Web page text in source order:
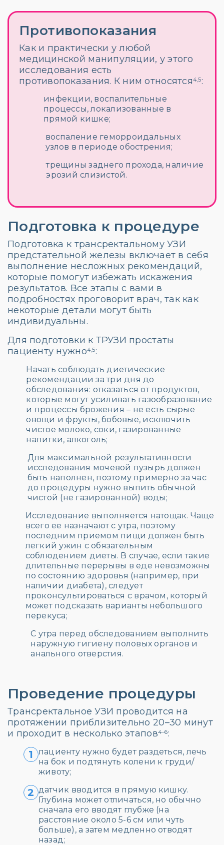
Противопоказания
Как и практически у любой
медицинской манипуляции, у этого
исследования есть
противопоказания. К ним относятся4,5:
инфекции, воспалительные
процессы, локализованные в
прямой кишке;
воспаление геморроидальных
узлов в периоде обострения;
трещины заднего прохода, наличие
эрозий слизистой.
Подготовка к процедуре
Подготовка к трансректальному УЗИ
предстательной железы включает в себя
выполнение несложных рекомендаций,
которые помогут избежать искажения
результатов. Все этапы с вами в
подробностях проговорит врач, так как
некоторые детали могут быть
индивидуальны.
Для подготовки к ТРУЗИ простаты
пациенту нужно4,5:
Начать соблюдать диетические
рекомендации за три дня до
обследования: отказаться от продуктов,
которые могут усиливать газообразование
и процессы брожения – не есть сырые
овощи и фрукты, бобовые, исключить
чистое молоко, соки, газированные
напитки, алкоголь;
Для максимальной результативности
исследования мочевой пузырь должен
быть наполнен, поэтому примерно за час
до процедуры нужно выпить обычной
чистой (не газированной) воды;
Исследование выполняется натощак. Чаще
всего ее назначают с утра, поэтому
последним приемом пищи должен быть
легкий ужин с обязательным
соблюдением диеты. В случае, если такие
длительные перерывы в еде невозможны
по состоянию здоровья (например, при
наличии диабета), следует
проконсультироваться с врачом, который
может подсказать варианты небольшого
перекуса;
С утра перед обследованием выполнить
наружную гигиену половых органов и
анального отверстия.
Проведение процедуры
Трансректальное УЗИ проводится на
протяжении приблизительно 20–30 минут
и проходит в несколько этапов4–6:
1
пациенту нужно будет раздеться, лечь
на бок и подтянуть колени к груди/
животу;
2 датчик вводится в прямую кишку.
Глубина может отличаться, но обычно
сначала его вводят глубже (на
расстояние около 5-6 см или чуть
больше), а затем медленно отводят
назад;
Госуслуги